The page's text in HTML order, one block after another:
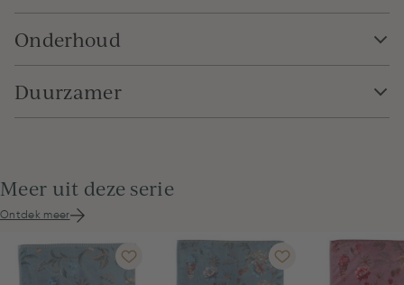
Onderhoud
Duurzamer
Meer uit deze serie
Ontdek meer